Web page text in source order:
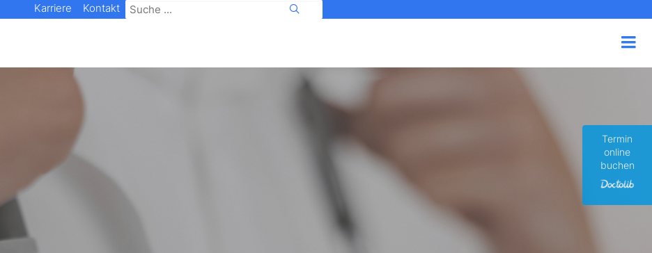
Termin
online
buchen
Karriere Kontakt